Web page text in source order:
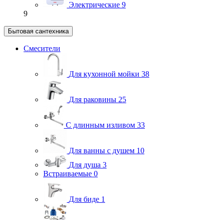
Электрические 9
9
Бытовая сантехника
Смесители
Для кухонной мойки 38
Для раковины 25
С длинным изливом 33
Для ванны с душем 10
Для душа 3
Встраиваемые 0
Для биде 1